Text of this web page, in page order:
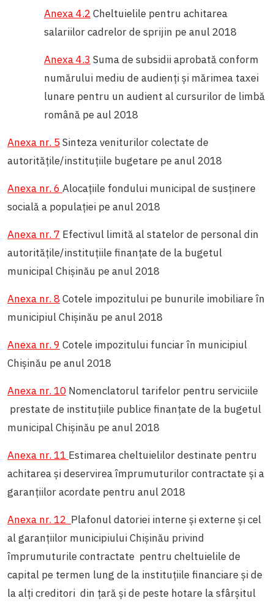
Anexa 4.2 Cheltuielile pentru achitarea
salariilor cadrelor de sprijin pe anul 2018
Anexa 4.3 Suma de subsidii aprobată conform
numărului mediu de audienți și mărimea taxei
lunare pentru un audient al cursurilor de limbă
română pe aul 2018
Anexa nr. 5Sinteza veniturilor colectate de
autoritățile/instituțiile bugetare pe anul 2018
Anexa nr. 6 Alocațiile fondului municipal de susținere
socială a populației pe anul 2018
Anexa nr. 7 Efectivul limită al statelor de personal din
autoritățile/instituțiile finanțate de la bugetul
municipal Chișinău pe anul 2018
Anexa nr. 8Cotele impozitului pe bunurile imobiliare în
municipiul Chișinău pe anul 2018
Anexa nr. 9 Cotele impozitului funciar în municipiul
Chișinău pe anul 2018
Anexa nr. 10 Nomenclatorul tarifelor pentru serviciile
prestate de instituţiile publice finanţate de la bugetul
municipal Chişinău pe anul 2018
Anexa nr. 11 Estimarea cheltuielilor destinate pentru
achitarea şi deservirea împrumuturilor contractate şi a
garanţiilor acordate pentru anul 2018
Anexa nr. 12 Plafonul datoriei interne și externe și cel
al garanțiilor municipiului Chișinău privind
împrumuturile contractate pentru cheltuielile de
capital pe termen lung de la instituțiile financiare și de
la alți creditori din țară și de peste hotare la sfârșitul